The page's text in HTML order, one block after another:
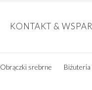
KONTAKT &
Obrączki srebrne Biżuteria